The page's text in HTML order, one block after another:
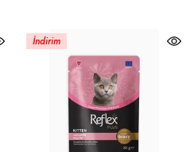
İndirim